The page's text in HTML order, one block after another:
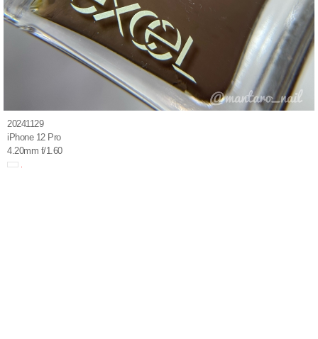
20241129
iPhone 12 Pro
4.20mm f/1.60